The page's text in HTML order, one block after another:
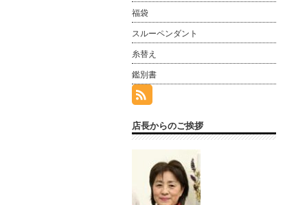
福袋
スルーペンダント
糸替え
鑑別書
店長からのご挨拶